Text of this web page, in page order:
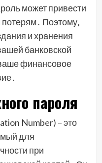
может привести
Поэтому‚
и хранения
банковской
финансовое
пароля
Number) – это
для
при